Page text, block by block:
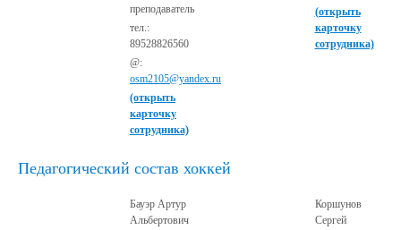
преподаватель
тел.:
89528826560
@:
osm2105@yandex.ru
(открыть
карточку
сотрудника)
(открыть
карточку
сотрудника)
Педагогический состав хоккей
Бауэр Артур
Альбертович
Коршунов
Сергей